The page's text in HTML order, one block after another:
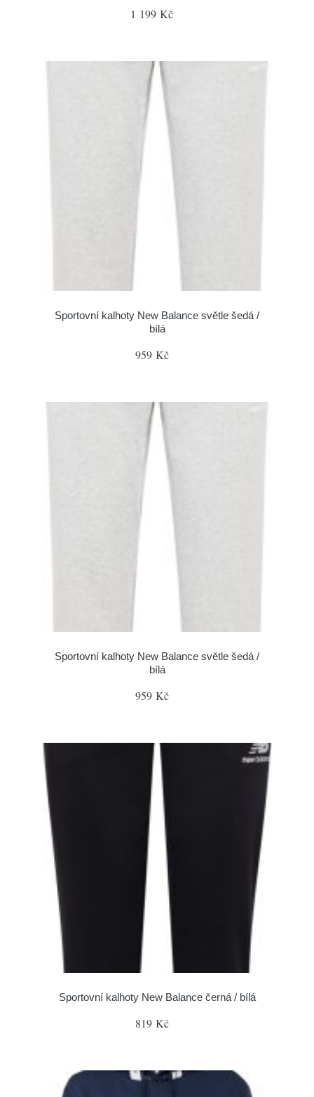
1 199 Kč
Sportovní kalhoty New Balance světle šedá /
bílá
959 Kč
Sportovní kalhoty New Balance světle šedá /
bílá
959 Kč
Sportovní kalhoty New Balance černá / bílá
819 Kč